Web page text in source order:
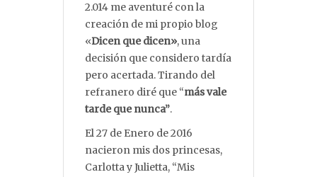
2.014 me aventuré con la
creación de mi propio blog
«Dicen que dicen», una
decisión que considero tardía
pero acertada. Tirando del
refranero diré que “más vale
tarde que nunca”.
El 27 de Enero de 2016
nacieron mis dos princesas,
Carlotta y Julietta, “Mis